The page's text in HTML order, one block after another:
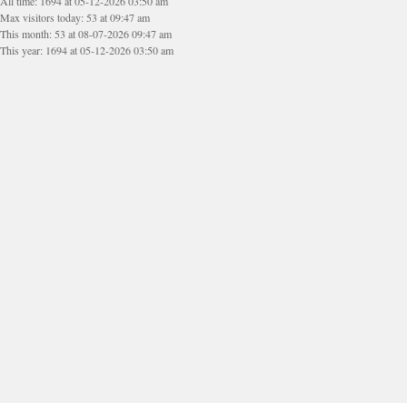
Max visitors today: 53 at 09:47 am
This month: 53 at 08-07-2026 09:47 am
This year: 1694 at 05-12-2026 03:50 am